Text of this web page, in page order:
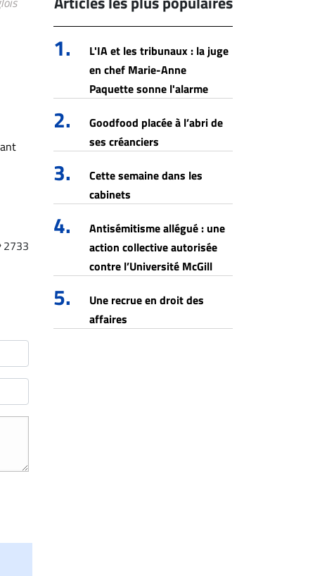
2733
1.
L'IA et les tribunaux : la juge
en chef Marie-Anne
Paquette sonne l'alarme
2.
Goodfood placée à l’abri de
ses créanciers
3.
Cette semaine dans les
cabinets
4.
Antisémitisme allégué : une
action collective autorisée
contre l’Université McGill
5.
Une recrue en droit des
affaires